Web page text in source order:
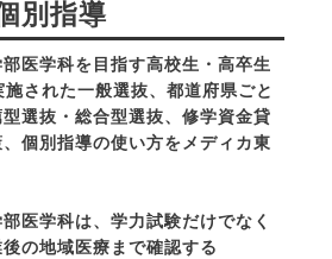
別指導
医学科を目指す高校生・高卒生
された一般選抜、都道府県ごと
選抜・総合型選抜、修学資金貸
個別指導の使い方をメディカ東
医学科は、学力試験だけでなく
後の地域医療まで確認する